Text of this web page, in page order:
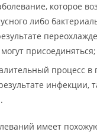
которое
либо
присоединяться;
процесс в
инфекции,
имеет